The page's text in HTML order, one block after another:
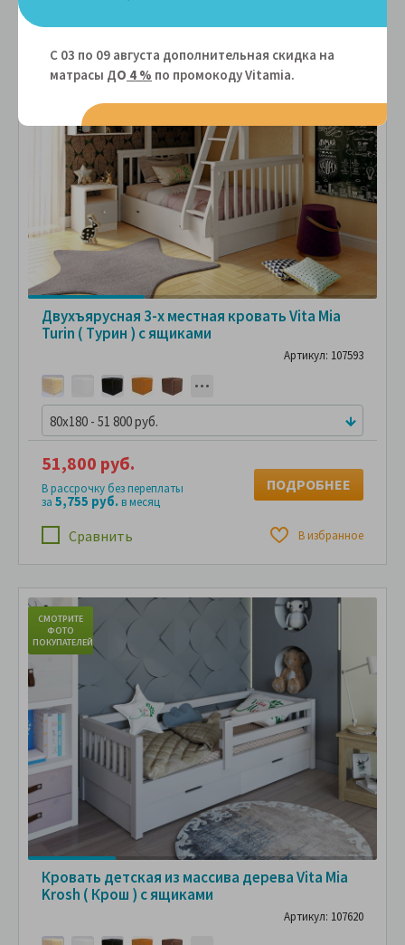
СМОТРИТЕ
ПОКУПАТЕЛЕЙ
Двухъярусная 3-х местная кровать Vita Mia
Turin ( Турин ) с ящиками
Артикул: 107593
80x180 - 51 800 руб.
Сравнить В избранное
51,800 руб.
В рассрочку без переплаты
за 5,755 руб.в месяц
ПОДРОБНЕЕ
СМОТРИТЕ
ФОТО
ПОКУПАТЕЛЕЙ
Кровать детская из массива дерева Vita Mia
Krosh ( Крош ) с ящиками
Артикул: 107620
С 03 по 09 августа дополнительная скидка на
матрасы ДО 4 % по промокоду Vitamiа.